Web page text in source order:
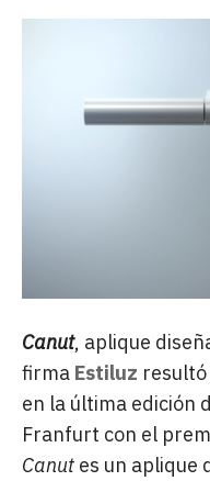
Canut, aplique
firma Estiluz
en la última edición
Franfurt con el
Canut es un aplique